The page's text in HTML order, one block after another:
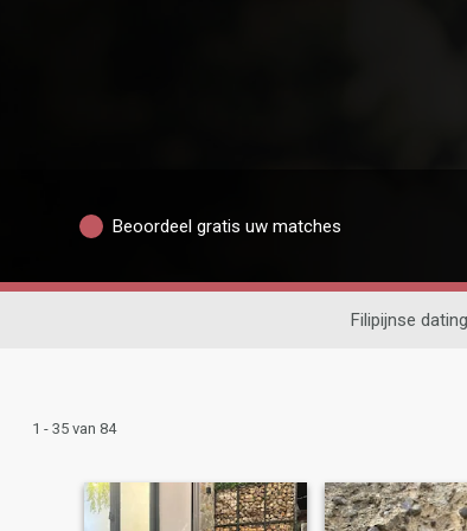
Beoordeel gratis uw matches
Filipijnse dating
1 - 35 van 84